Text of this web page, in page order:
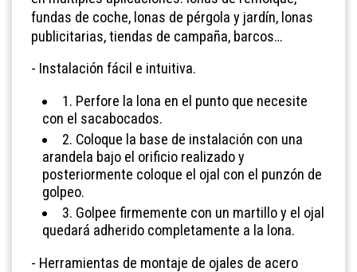
fundas de coche, lonas de pérgola y jardín, lonas
publicitarias, tiendas de campaña, barcos…
- Instalación fácil e intuitiva.
1. Perfore la lona en el punto que necesite
con el sacabocados.
2. Coloque la base de instalación con una
arandela bajo el orificio realizado y
posteriormente coloque el ojal con el punzón de
golpeo.
3. Golpee firmemente con un martillo y el ojal
quedará adherido completamente a la lona.
- Herramientas de montaje de ojales de acero